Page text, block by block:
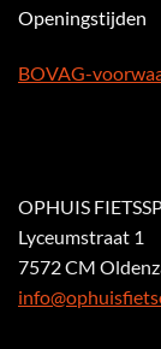
Openingstijden
BOVAG-
OPHUIS
Lyceumstraat 1
7572 CM